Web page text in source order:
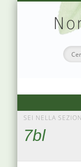
SEI NELLA
7bl